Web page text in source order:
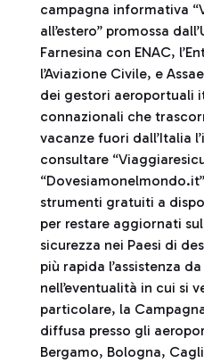
campagna informativa
all’estero” promossa
Farnesina con ENAC,
l’Aviazione Civile, e
dei gestori aeroportuali
connazionali che
vacanze fuori dall’Italia
consultare
strumenti gratuiti a
per restare aggiornati
sicurezza nei Paesi di
più rapida l’assistenza
nell’eventualità in cui si
particolare, la
diffusa presso gli
Bergamo, Bologna,